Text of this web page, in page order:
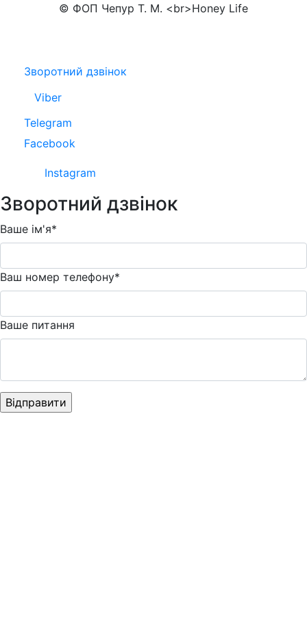
© ФОП Чепур Т. М. <br>Honey Life
Зворотний дзвінок
Viber
Telegram
Facebook
Instagram
Зворотний дзвінок
Ваше ім'я*
Ваш номер телефону*
Ваше питання